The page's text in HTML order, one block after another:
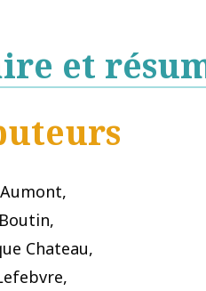
et
Aumont,
Chateau,